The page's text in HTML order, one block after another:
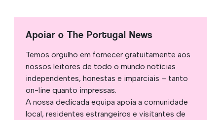
Apoiar o The Portugal News
Temos orgulho em fornecer gratuitamente aos
nossos leitores de todo o mundo notícias
independentes, honestas e imparciais – tanto
on-line quanto impressas.
A nossa dedicada equipa apoia a comunidade
local, residentes estrangeiros e visitantes de